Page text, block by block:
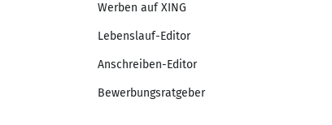
Werben auf XING
Lebenslauf-Editor
Anschreiben-Editor
Bewerbungsratgeber